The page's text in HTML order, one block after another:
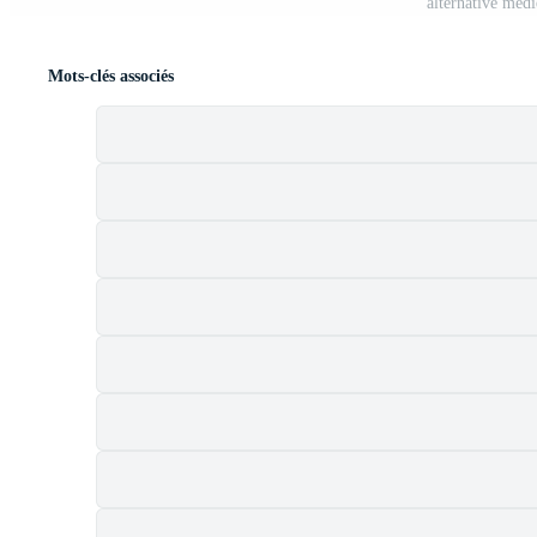
Mots-clés associés